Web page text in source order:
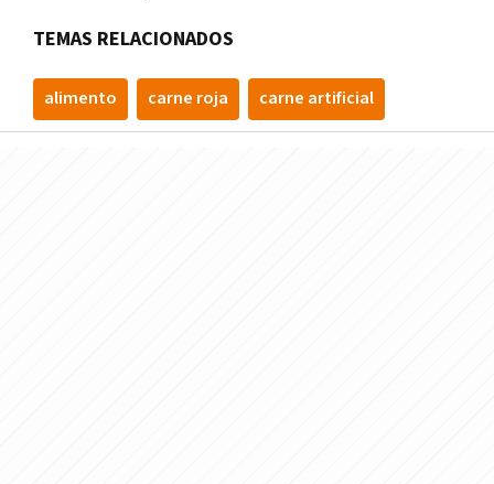
TEMAS RELACIONADOS
alimento carne roja carne artificial